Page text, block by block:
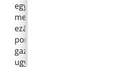
egy olyan nagy felbontású
mely pontos képet ad a
ezáltal lefolyási viszonyairól,
pontosabb, és átfogóbb
gazdálkodási koncepció
ugyanakkor alapjául szolgál